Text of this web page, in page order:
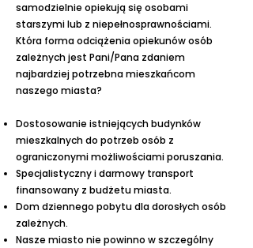
samodzielnie opiekują się osobami
starszymi lub z niepełnosprawnościami.
Która forma odciążenia opiekunów osób
zależnych jest Pani/Pana zdaniem
najbardziej potrzebna mieszkańcom
naszego miasta?
Dostosowanie istniejących budynków
mieszkalnych do potrzeb osób z
ograniczonymi możliwościami poruszania.
Specjalistyczny i darmowy transport
finansowany z budżetu miasta.
Dom dziennego pobytu dla dorosłych osób
zależnych.
Nasze miasto nie powinno w szczególny